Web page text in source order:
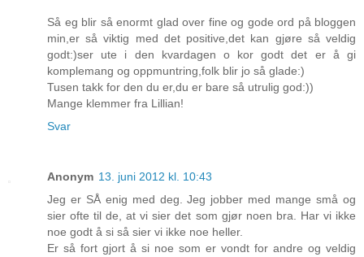
Så eg blir så enormt glad over fine og gode ord på bloggen
min,er så viktig med det positive,det kan gjøre så veldig
godt:)ser ute i den kvardagen o kor godt det er å gi
komplemang og oppmuntring,folk blir jo så glade:)
Tusen takk for den du er,du er bare så utrulig god:))
Mange klemmer fra Lillian!
Svar
Anonym 13. juni 2012 kl. 10:43
Jeg er SÅ enig med deg. Jeg jobber med mange små og
sier ofte til de, at vi sier det som gjør noen bra. Har vi ikke
noe godt å si så sier vi ikke noe heller.
Er så fort gjort å si noe som er vondt for andre og veldig